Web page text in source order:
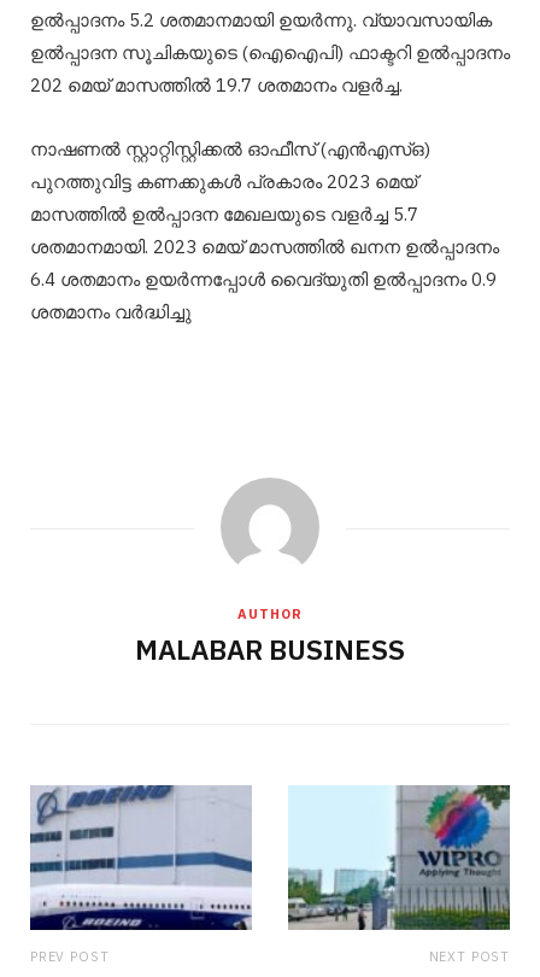
ഉൽപ്പാദനം 5.2 ശതമാനമായി ഉയർന്നു. വ്യാവസായിക
ഉൽപ്പാദന സൂചികയുടെ (ഐഐപി) ഫാക്ടറി ഉൽപ്പാദനം
202 മെയ് മാസത്തിൽ 19.7 ശതമാനം വളർച്ച.
നാഷണൽ സ്റ്റാറ്റിസ്റ്റിക്കൽ ഓഫീസ് (എൻഎസ്ഒ)
പുറത്തുവിട്ട കണക്കുകൾ പ്രകാരം 2023 മെയ്
മാസത്തിൽ ഉൽപ്പാദന മേഖലയുടെ വളർച്ച 5.7
ശതമാനമായി. 2023 മെയ് മാസത്തിൽ ഖനന ഉൽപ്പാദനം
6.4 ശതമാനം ഉയർന്നപ്പോൾ വൈദ്യുതി ഉൽപ്പാദനം 0.9
ശതമാനം വർദ്ധിച്ചു
AUTHOR
MALABAR BUSINESS
PREV POST NEXT POST